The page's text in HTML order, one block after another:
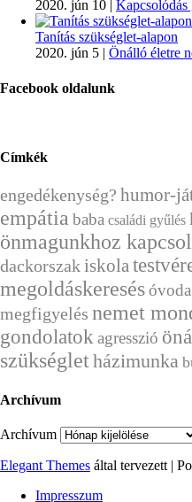
2020. jún 10 |
Tanítás szükséglet-alapon
2020. jún 5 | Önálló életre
Facebook oldalunk
Címkék
engedékenység? humor-
empátia baba családi gyűlés
önmagunkhoz
dackorszakiskola
megoldáskeresésóvoda
megfigyelés nemet
gondolatokagresszió
szükségletházimunka
Archívum
Archívum
Elegant Themes által tervezett |
Impresszum